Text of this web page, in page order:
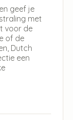
geef je
met
voor de
of de
Dutch
een